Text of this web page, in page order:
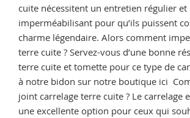
cuite nécessitent un entretien régulier
imperméabilisant pour qu’ils puissent
charme légendaire. Alors comment
terre cuite ? Servez-vous d’une bonne
terre cuite et tomette pour ce type de
à notre bidon sur notre boutique ici
joint carrelage terre cuite ? Le carrelage
une excellente option pour ceux qui